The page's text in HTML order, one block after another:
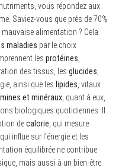
vous répondez aux
Saviez-vous que près de 70%
alimentation ? Cela
maladies par le choix
les protéines
des tissus, les glucides
ainsi que les lipides , vitaux
et minéraux, quant à eux,
biologiques quotidiennes. Il
decalorie , qui mesure
, qui influe sur l’énergie et les
équilibrée ne contribue
mais aussi à un bien-être